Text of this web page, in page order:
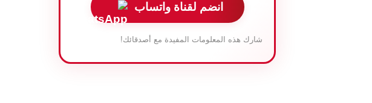
انضم لقناة واتساب
شارك هذه المعلومات المفيدة مع أصدقائك!